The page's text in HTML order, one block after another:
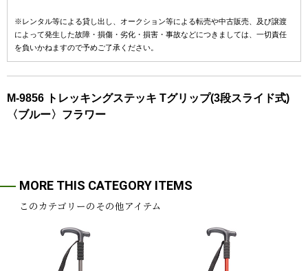
※レンタル等による貸し出し、オークション等による転売や中古販売、及び譲渡
によって発生した故障・損傷・劣化・損害・事故などにつきましては、一切責任
を負いかねますので予めご了承ください。
M-9856 トレッキングステッキ Tグリップ(3段スライド式)
〈ブルー〉フラワー
MORE THIS CATEGORY ITEMS
このカテゴリーのその他アイテム